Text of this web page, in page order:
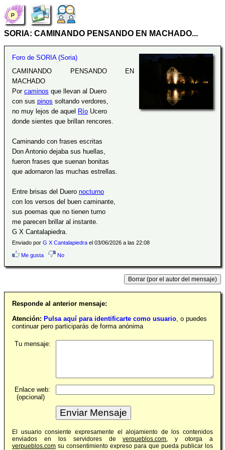
SORIA: CAMINANDO PENSANDO EN MACHADO...
Foro de SORIA (Soria)
CAMINANDO PENSANDO EN
MACHADO
Por caminos que llevan al Duero
con sus pinos soltando verdores,
no muy lejos de aquel Río Ucero
donde sientes que brillan rencores.
Caminando con frases escritas
Don Antonio dejaba sus huellas,
fueron frases que suenan bonitas
que adornaron las muchas estrellas.
Entre brisas del Duero nocturno
con los versos del buen caminante,
sus poemas que no tienen turno
me parecen brillar al instante.
G X Cantalapiedra.
Enviado por G X Cantalapiedra el 03/06/2026 a las 22:08
Me gusta No
Responde al anterior mensaje:
Atención: Pulsa aquí para identificarte como usuario, o puedes
continuar pero participarás de forma anónima
Tu mensaje:
Enlace web:
(opcional)
El usuario consiente expresamente el alojamiento de los contenidos
enviados en los servidores deverpueblos.com, y otorga a
verpueblos.com su consentimiento expreso para que pueda publicar los